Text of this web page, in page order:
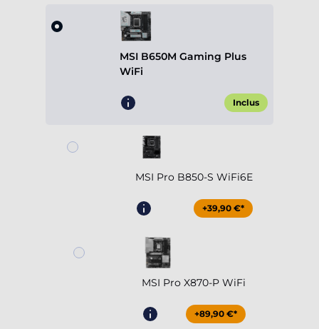
MSI B650M Gaming Plus
WiFi
Inclus
MSI Pro B850-S WiFi6E
+39,90 €*
MSI Pro X870-P WiFi
+89,90 €*